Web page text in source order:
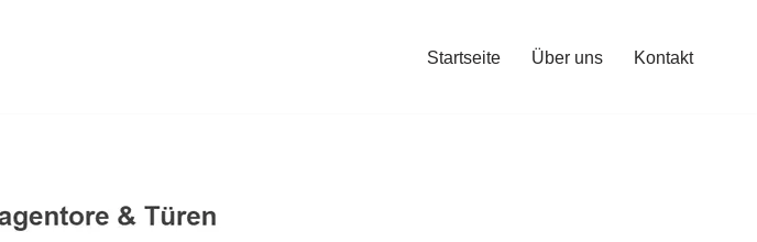
Startseite Über uns Kontakt